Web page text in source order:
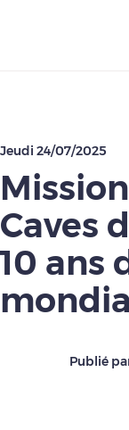
Jeudi 24/07/2025
Caves
10 ans
Publié